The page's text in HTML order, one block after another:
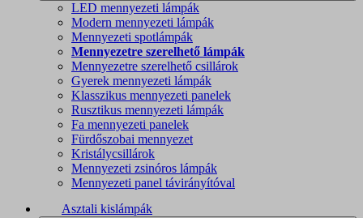
LED mennyezeti lámpák
Modern mennyezeti lámpák
Mennyezeti spotlámpák
Mennyezetre szerelhető lámpák
Mennyezetre szerelhető csillárok
Gyerek mennyezeti lámpák
Klasszikus mennyezeti panelek
Rusztikus mennyezeti lámpák
Fa mennyezeti panelek
Fürdőszobai mennyezet
Kristálycsillárok
Mennyezeti zsinóros lámpák
Mennyezeti panel távirányítóval
Asztali kislámpák